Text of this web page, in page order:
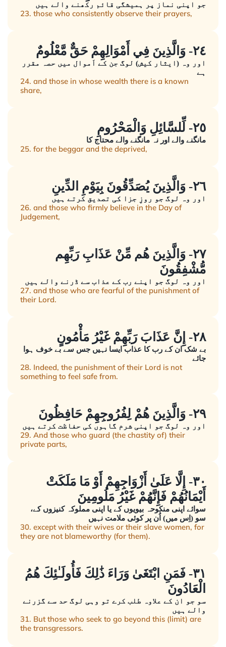
جو اپنی نماز پر ہمیشگی قائم رکھنے والے ہیں
23. those who consistently observe their prayers,
٢٤- وَالَّذِينَ فِي أَمْوَالِهِمْ حَقٌّ مَّعْلُومٌ
اور وہ (ایثار کیش) لوگ جن کے اَموال میں حصہ مقرر
ہے
24. and those in whose wealth there is a known
share,
٢٥- لِّلسَّائِلِ وَالْمَحْرُومِ
مانگنے والے اور نہ مانگنے والے محتاج کا
25. for the beggar and the deprived,
٢٦- وَالَّذِينَ يُصَدِّقُونَ بِيَوْمِ الدِّينِ
اور وہ لوگ جو روزِ جزا کی تصدیق کرتے ہیں
26. and those who firmly believe in the Day of
Judgement,
٢٧- وَالَّذِينَ هُم مِّنْ عَذَابِ رَبِّهِم
مُّشْفِقُونَ
اور وہ لوگ جو اپنے رب کے عذاب سے ڈرنے والے ہیں
27. and those who are fearful of the punishment of
their Lord.
٢٨- إِنَّ عَذَابَ رَبِّهِمْ غَيْرُ مَأْمُونٍ
بے شک ان کے رب کا عذاب ایسا نہیں جس سے بے خوف ہوا
جائے
28. Indeed, the punishment of their Lord is not
something to feel safe from.
٢٩- وَالَّذِينَ هُمْ لِفُرُوجِهِمْ حَافِظُونَ
اور وہ لوگ جو اپنی شرم گاہوں کی حفاظت کرتے ہیں
29. And those who guard (the chastity of) their
private parts,
٣٠- إِلَّا عَلَىٰ أَزْوَاجِهِمْ أَوْ مَا مَلَكَتْ
أَيْمَانُهُمْ فَإِنَّهُمْ غَيْرُ مَلُومِينَ
سوائے اپنی منکوحہ بیویوں کے یا اپنی مملوکہ کنیزوں کے،
سو (اِس میں) اُن پر کوئی ملامت نہیں
30. except with their wives or their slave women, for
they are not blameworthy (for them).
٣١- فَمَنِ ابْتَغَىٰ وَرَاءَ ذَٰلِكَ فَأُولَـٰئِكَ هُمُ
الْعَادُونَ
سو جو ان کے علاوہ طلب کرے تو وہی لوگ حد سے گزرنے
والے ہیں
31. But those who seek to go beyond this (limit) are
the transgressors.